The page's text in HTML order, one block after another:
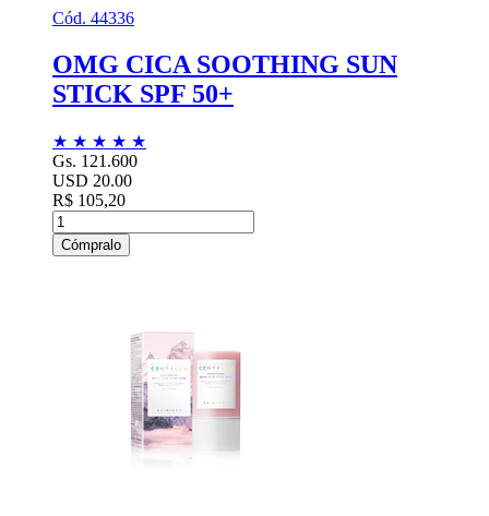
Cód. 44336
OMG CICA SOOTHING SUN
STICK SPF 50+
★ ★ ★ ★ ★
Gs. 121.600
USD 20.00
R$ 105,20
Cómpralo